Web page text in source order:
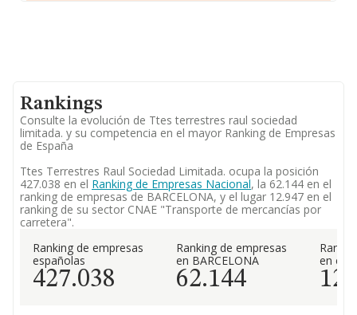
Rankings
Consulte la evolución de Ttes terrestres raul sociedad
limitada. y su competencia en el mayor Ranking de Empresas
de España
Ttes Terrestres Raul Sociedad Limitada. ocupa la posición
427.038 en el Ranking de Empresas Nacional, la 62.144 en el
ranking de empresas de BARCELONA, y el lugar 12.947 en el
ranking de su sector CNAE "Transporte de mercancías por
carretera".
Ranking de empresas
españolas
427.038
Ranking de empresas
en BARCELONA
62.144
en el